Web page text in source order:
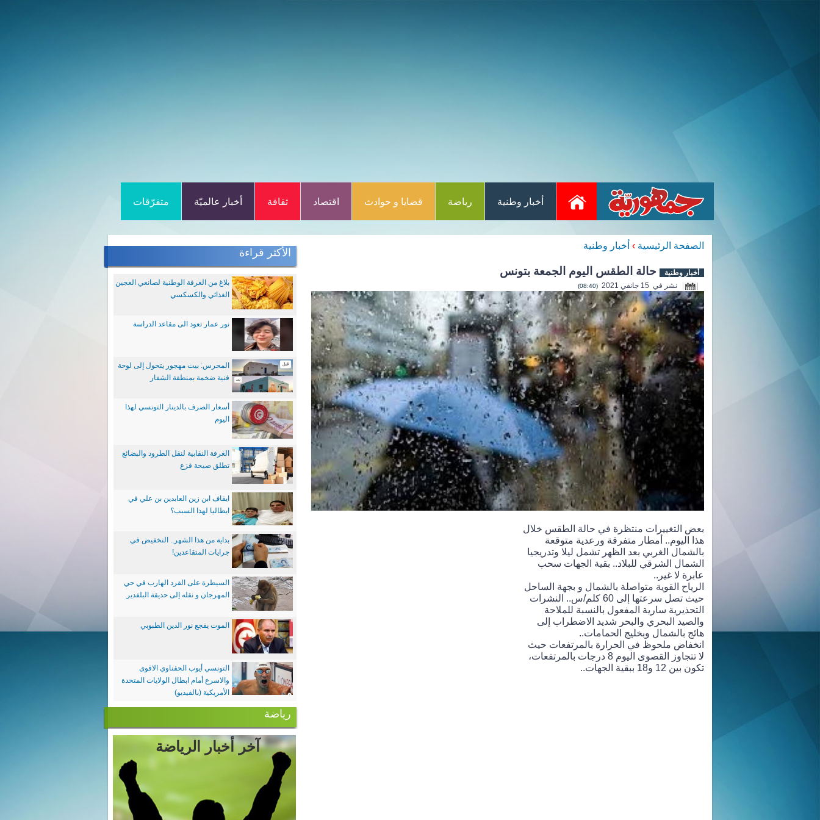
أخبار وطنية رياضة قضايا و حوادث اقتصاد ثقافة أخبار عالميّة متفرّقات
الصفحة الرئيسية › أخبار وطنية
أخبار وطنية حالة الطقس اليوم الجمعة بتونس
نشر في 15 جانفي 2021 (08:40)
بعض التغييرات منتظرة في حالة الطقس خلال
هذا اليوم.. أمطار متفرقة ورعدية متوقعة
بالشمال الغربي بعد الظهر تشمل ليلا وتدريجيا
الشمال الشرقي للبلاد.. بقية الجهات سحب
عابرة لا غير..
الرياح القوية متواصلة بالشمال و بجهة الساحل
حيث تصل سرعتها إلى 60 كلم/س.. النشرات
التحذيرية سارية المفعول بالنسبة للملاحة
والصيد البحري والبحر شديد الاضطراب إلى
هائج بالشمال وبخليج الحمامات..
انخفاض ملحوظ في الحرارة بالمرتفعات حيث
لا تتجاوز القصوى اليوم 8 درجات بالمرتفعات،
تكون بين 12 و18 ببقية الجهات..
الأكثر قراءة
بلاغ من الغرفة الوطنية لصانعي العجين
الغذائي والكسكسي
نور عمار تعود الى مقاعد الدراسة
المحرس: بيت مهجور يتحول إلى لوحة
فنية ضخمة بمنطقة الشفار
أسعار الصرف بالدينار التونسي لهذا
اليوم
الغرفة النقابية لنقل الطرود والبضائع
تطلق صيحة فزع
ايقاف ابن زين العابدين بن علي في
ايطاليا لهذا السبب؟
بداية من هذا الشهر.. التخفيض في
جرايات المتقاعدين!
السيطرة على القرد الهارب في حي
المهرجان و نقله إلى حديقة البلفدير
الموت يفجع نور الدين الطبوبي
التونسي أيوب الحفناوي الاقوى
والاسرع أمام ابطال الولايات المتحدة
الأمريكية (بالفيديو)
رياضة
آخر أخبار الرياضة